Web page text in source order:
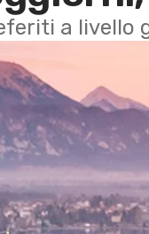
a livello